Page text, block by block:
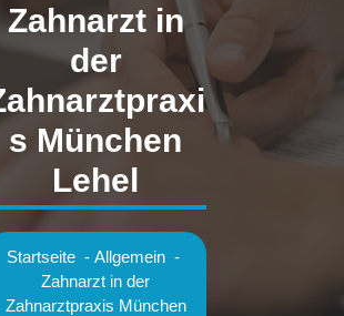
Zahnarzt in
der
s München
Lehel
Startseite - Allgemein -
Zahnarzt in der
Zahnarztpraxis München